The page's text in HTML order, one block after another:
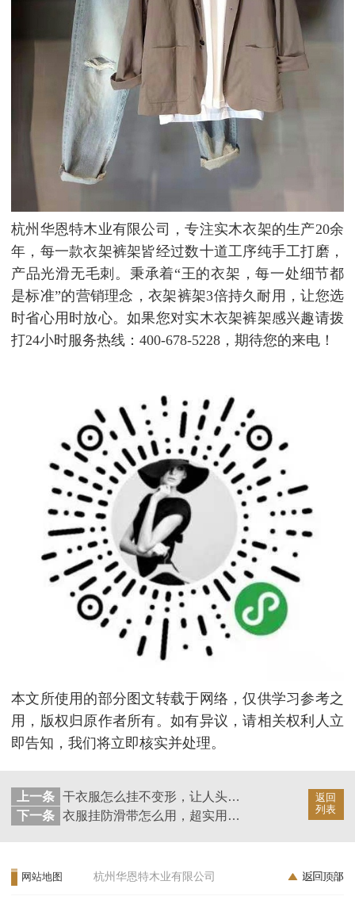
杭州华恩特木业有限公司，专注实木衣架的生产20余
年，每一款衣架裤架皆经过数十道工序纯手工打磨，
产品光滑无毛刺。秉承着“王的衣架，每一处细节都
是标准”的营销理念，衣架裤架3倍持久耐用，让您选
时省心用时放心。如果您对实木衣架裤架感兴趣请拨
打24小时服务热线：400-678-5228，期待您的来电！
本文所使用的部分图文转载于网络，仅供学习参考之
用，版权归原作者所有。如有异议，请相关权利人立
即告知，我们将立即核实并处理。
返回
列表
上一条
干衣服怎么挂不变形，让人头疼的事【华恩衣架】
下一条
衣服挂防滑带怎么用，超实用的小工具【华恩衣架】
网站地图 杭州华恩特木业有限公司